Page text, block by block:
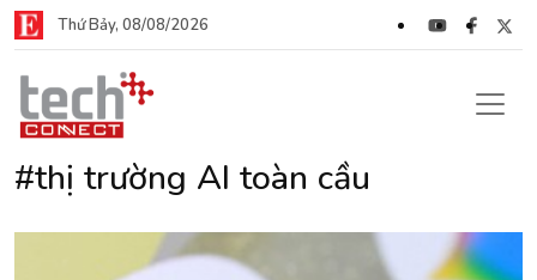
Thứ Bảy, 08/08/2026
#thị trường AI toàn cầu